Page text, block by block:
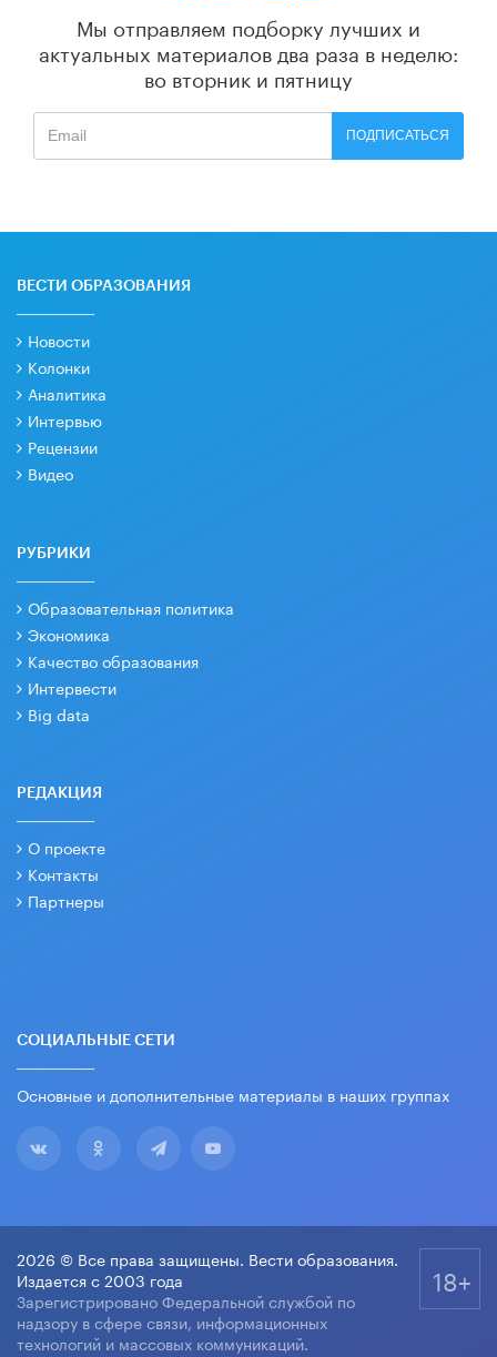
Мы отправляем подборку лучших и
актуальных материалов два раза в неделю:
во вторник и пятницу
ПОДПИСАТЬСЯ
ВЕСТИ ОБРАЗОВАНИЯ
Новости
Колонки
Аналитика
Интервью
Рецензии
Видео
РУБРИКИ
Образовательная политика
Экономика
Качество образования
Интервести
Big data
РЕДАКЦИЯ
О проекте
Контакты
Партнеры
СОЦИАЛЬНЫЕ СЕТИ
Основные и дополнительные материалы в наших группах
2026 © Все права защищены. Вести образования.
Издается с 2003 года
Зарегистрировано Федеральной службой по
надзору в сфере связи, информационных
технологий и массовых коммуникаций.
18+